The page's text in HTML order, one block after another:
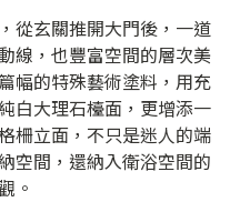
從玄關推開大門後，一道
線，也豐富空間的層次美
幅的特殊藝術塗料，用充
白大理石檯面，更增添一
柵立面，不只是迷人的端
空間，還納入衛浴空間的
。